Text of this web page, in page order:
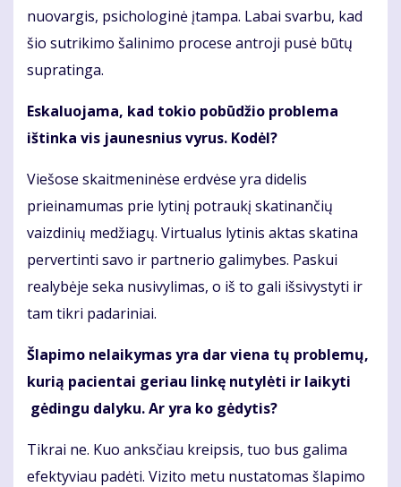
nuovargis, psichologinė įtampa. Labai svarbu, kad
šio sutrikimo šalinimo procese antroji pusė būtų
supratinga.
Eskaluojama, kad tokio pobūdžio problema
ištinka vis jaunesnius vyrus. Kodėl?
Viešose skaitmeninėse erdvėse yra didelis
prieinamumas prie lytinį potraukį skatinančių
vaizdinių medžiagų. Virtualus lytinis aktas skatina
pervertinti savo ir partnerio galimybes. Paskui
realybėje seka nusivylimas, o iš to gali išsivystyti ir
tam tikri padariniai.
Šlapimo nelaikymas yra dar viena tų problemų,
kurią pacientai geriau linkę nutylėti ir laikyti
gėdingu dalyku. Ar yra ko gėdytis?
Tikrai ne. Kuo anksčiau kreipsis, tuo bus galima
efektyviau padėti. Vizito metu nustatomas šlapimo